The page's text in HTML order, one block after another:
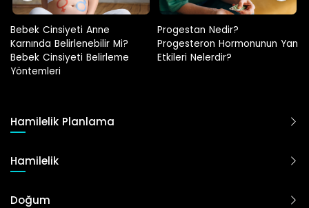
Progestan Nedir?
Progesteron Hormonunun Yan
Etkileri Nelerdir?
Hamilelikte Adet Görülür Mü?
Hamilelik Planlama
Hamilelik
Doğum